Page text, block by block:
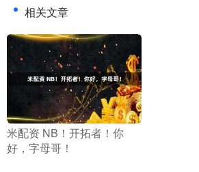
相关文章
​米配资 NB！开拓者！你
好，字母哥！